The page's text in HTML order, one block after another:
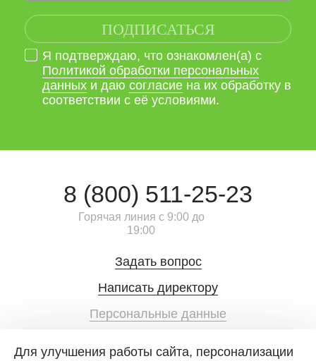
ПОДПИСАТЬСЯ
Я подтверждаю, что ознакомлен(а) с
Политикой обработки персональных
данныхи даю согласиена их обработку в
соответствии с её условиями.
8 (800) 511-25-23
Горячая линия с 9:00 до
19:00
Задать вопрос
Написать директору
Персональные данные
Для улучшения работы сайта, персонализации